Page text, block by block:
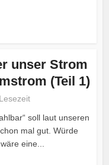
unser Strom
(Teil 1)
soll laut unseren
mal gut. Würde
eine...